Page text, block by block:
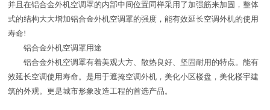
并且在铝合金外机空调罩的内部中间位置同样采用了加强筋来加固，整体
式的结构大大增加铝合金外机空调罩的强度，能有效延长空调外机的使用
寿命!
铝合金外机空调罩用途
铝合金外机空调罩有着美观大方、散热良好、坚固耐用的特点。能有
效延长空调使用寿命。是用于遮掩空调外机，美化小区楼盘，美化楼宇建
筑的外观。更是城市形象改造工程的首选产品。